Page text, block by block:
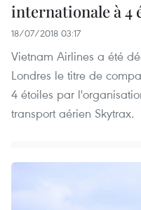
internationale à 4
18/07/2018 03:17
Vietnam Airlines a été
Londres le titre de
4 étoiles par
transport aérien Skytrax.